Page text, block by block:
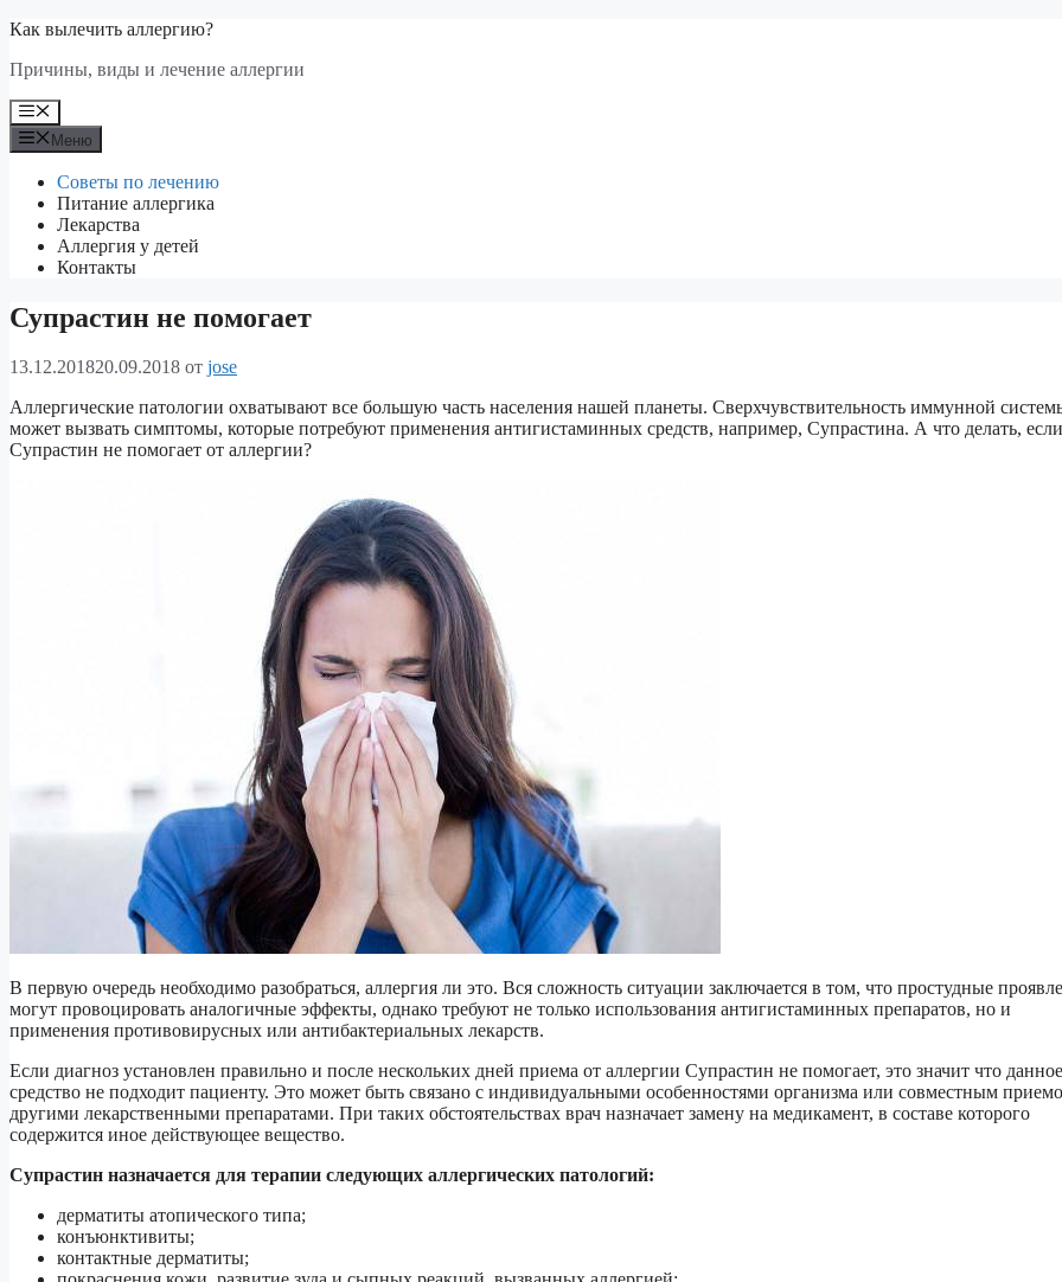
Перейти
содержимому
Как вылечить аллергию?
Причины, виды и лечение аллергии
Меню
Меню
Советы по лечению
Питание аллергика
Лекарства
Аллергия у детей
Контакты
Супрастин не помогает
13.12.201820.09.2018 от jose
Аллергические патологии охватывают все большую часть населения нашей планеты. Сверхчувствительность иммунной
может вызвать симптомы, которые потребуют применения антигистаминных средств, например, Супрастина. А что делать, если
Супрастин не помогает от аллергии?
В первую очередь необходимо разобраться, аллергия ли это. Вся сложность ситуации заключается в том, что простудные
могут провоцировать аналогичные эффекты, однако требуют не только использования антигистаминных препаратов, но и
применения противовирусных или антибактериальных лекарств.
Если диагноз установлен правильно и после нескольких дней приема от аллергии Супрастин не помогает, это значит что данное
средство не подходит пациенту. Это может быть связано с индивидуальными особенностями организма или совместным
другими лекарственными препаратами. При таких обстоятельствах врач назначает замену на медикамент, в составе которого
содержится иное действующее вещество.
Супрастин назначается для терапии следующих аллергических патологий:
дерматиты атопического типа;
конъюнктивиты;
контактные дерматиты;